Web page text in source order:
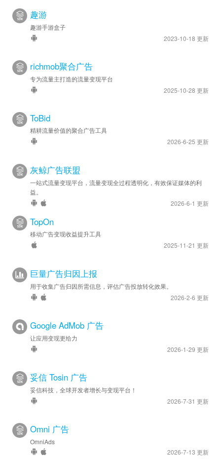
趣游
趣游手游盒子
2023-10-18 更新
richmob聚合广告
专为流量主打造的流量变现平台
2025-10-28 更新
ToBid
精耕流量价值的聚合广告工具
2026-6-25 更新
灰鲸广告联盟
一站式流量变现平台，流量变现全过程透明化，有效保证媒体的利
益。
2026-6-1 更新
TopOn
移动广告变现收益提升工具
2025-11-21 更新
巨量广告归因上报
用于收集广告归因所需信息，评估广告投放转化效果。
2026-2-6 更新
Google AdMob 广告
让应用变现更给力
2026-1-29 更新
妥信 Tosin 广告
妥信科技，全球开发者增长与变现平台！
2026-7-31 更新
Omni 广告
OmniAds
2026-7-13 更新